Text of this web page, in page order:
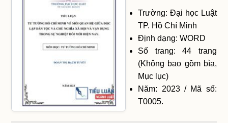
Trường: Đại học Luật
TP. Hồ Chí Minh
Định dạng: WORD
Số trang: 44 trang
(Không bao gồm bìa,
Mục lục)
Năm: 2023 / Mã số:
T0005.